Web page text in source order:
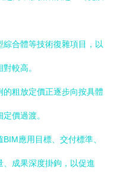
綜合體等技術復雜項目，以
較高。
的粗放定價正逐步向按具體
價過渡。
應用目標、交付標準、
、成果深度掛鉤，以促進